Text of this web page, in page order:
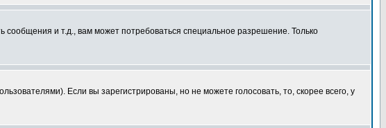
и т.д., вам может потребоваться специальное разрешение. Только
Если вы зарегистрированы, но не можете голосовать, то, скорее всего, у